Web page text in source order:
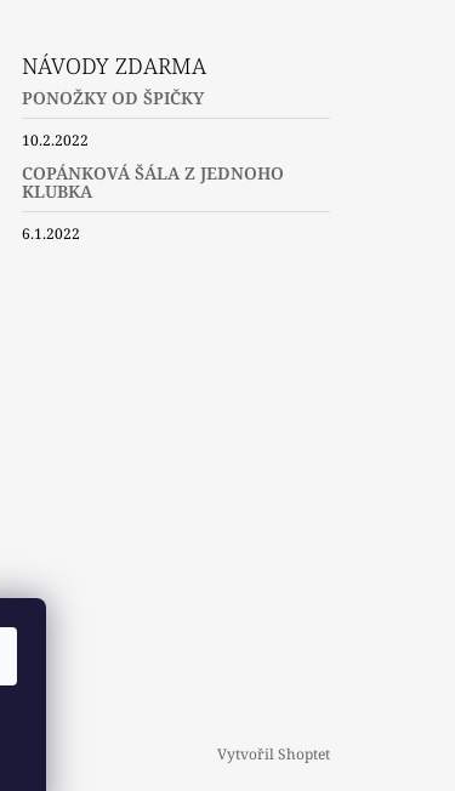
NÁVODY ZDARMA
PONOŽKY OD ŠPIČKY
10.2.2022
COPÁNKOVÁ ŠÁLA Z JEDNOHO
KLUBKA
6.1.2022
Vytvořil Shoptet